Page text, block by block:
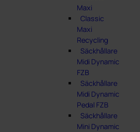
Maxi
Classic
Maxi
Recycling
Säckhållare
Midi Dynamic
FZB
Säckhållare
Midi Dynamic
Pedal FZB
Säckhållare
Mini Dynamic